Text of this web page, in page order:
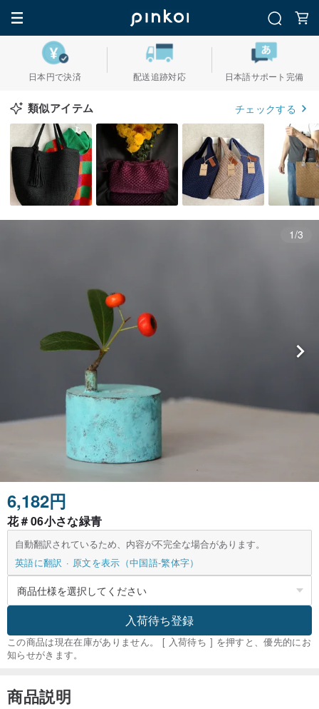
日本円で決済 配送追跡対応 日本語サポート完備
類似アイテム チェックする
1/3
6,182円
花＃06小さな緑青
自動翻訳されているため、内容が不完全な場合があります。
英語に翻訳
原文を表示（中国語-繁体字）
入荷待ち登録
この商品は現在在庫がありません。 [ 入荷待ち ] を押すと、優先的にお
知らせがきます。
商品説明